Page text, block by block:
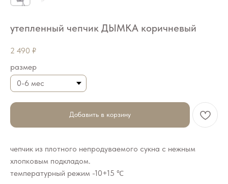
утепленный чепчик ДЫМКА коричневый
2 490 ₽
размер
Добавить в корзину
чепчик из плотного непродуваемого сукна с нежным
хлопковым подкладом.
температурный режим -10+15 ℃